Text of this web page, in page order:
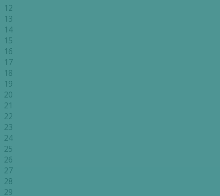
12
13
14
15
16
17
18
19
20
21
22
23
24
25
26
27
28
29